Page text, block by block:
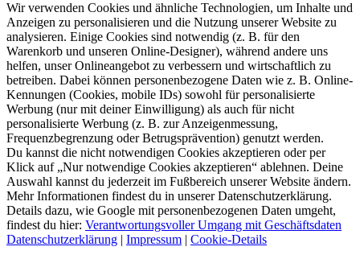
Wir verwenden Cookies und ähnliche Technologien, um Inhalte und
Anzeigen zu personalisieren und die Nutzung unserer Website zu
analysieren. Einige Cookies sind notwendig (z. B. für den
Warenkorb und unseren Online-Designer), während andere uns
helfen, unser Onlineangebot zu verbessern und wirtschaftlich zu
betreiben. Dabei können personenbezogene Daten wie z. B. Online-
Kennungen (Cookies, mobile IDs) sowohl für personalisierte
Werbung (nur mit deiner Einwilligung) als auch für nicht
personalisierte Werbung (z. B. zur Anzeigenmessung,
Frequenzbegrenzung oder Betrugsprävention) genutzt werden.
Du kannst die nicht notwendigen Cookies akzeptieren oder per
Klick auf „Nur notwendige Cookies akzeptieren“ ablehnen. Deine
Auswahl kannst du jederzeit im Fußbereich unserer Website ändern.
Mehr Informationen findest du in unserer Datenschutzerklärung.
Details dazu, wie Google mit personenbezogenen Daten umgeht,
findest du hier: Verantwortungsvoller Umgang mit Geschäftsdaten
Datenschutzerklärung | Impressum | Cookie-Details